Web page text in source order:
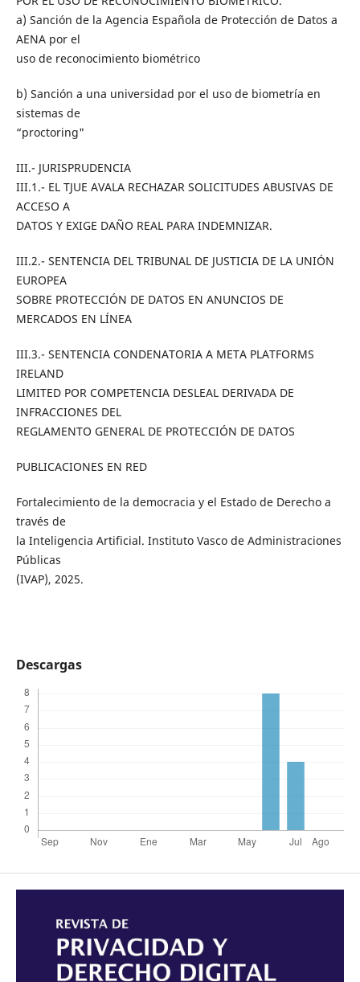
a) Sanción de la Agencia Española de Protección de Datos a
AENA por el
uso de reconocimiento biométrico
b) Sanción a una universidad por el uso de biometría en
sistemas de
“proctoring"
III.- JURISPRUDENCIA
III.1.- EL TJUE AVALA RECHAZAR SOLICITUDES ABUSIVAS DE
ACCESO A
DATOS Y EXIGE DAÑO REAL PARA INDEMNIZAR.
III.2.- SENTENCIA DEL TRIBUNAL DE JUSTICIA DE LA UNIÓN
EUROPEA
SOBRE PROTECCIÓN DE DATOS EN ANUNCIOS DE
MERCADOS EN LÍNEA
III.3.- SENTENCIA CONDENATORIA A META PLATFORMS
IRELAND
LIMITED POR COMPETENCIA DESLEAL DERIVADA DE
INFRACCIONES DEL
REGLAMENTO GENERAL DE PROTECCIÓN DE DATOS
PUBLICACIONES EN RED
Fortalecimiento de la democracia y el Estado de Derecho a
través de
la Inteligencia Artificial. Instituto Vasco de Administraciones
Públicas
(IVAP), 2025.
Descargas